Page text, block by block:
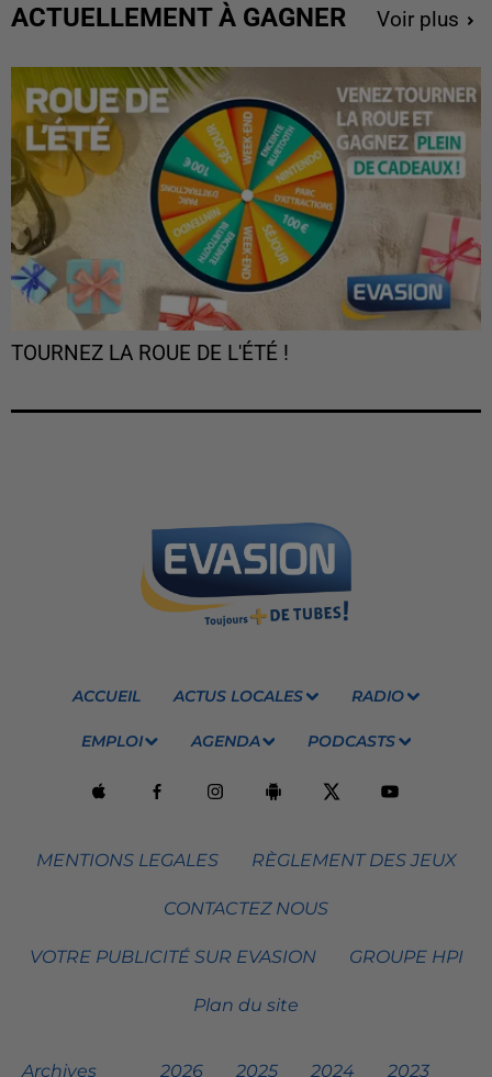
ACTUELLEMENT À GAGNER Voir plus
TOURNEZ LA ROUE DE L'ÉTÉ !
ACCUEIL ACTUS LOCALES RADIO
EMPLOI AGENDA PODCASTS
MENTIONS LEGALES RÈGLEMENT DES JEUX
CONTACTEZ NOUS
VOTRE PUBLICITÉ SUR EVASION GROUPE HPI
Plan du site
Archives 2026 2025 2024 2023